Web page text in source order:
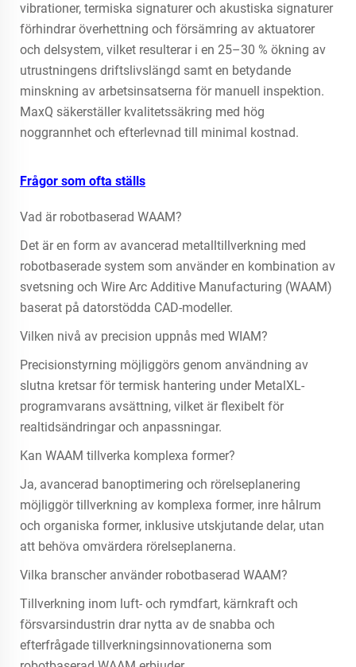
vibrationer, termiska signaturer och akustiska signaturer
förhindrar överhettning och försämring av aktuatorer
och delsystem, vilket resulterar i en 25–30 % ökning av
utrustningens driftslivslängd samt en betydande
minskning av arbetsinsatserna för manuell inspektion.
MaxQ säkerställer kvalitetssäkring med hög
noggrannhet och efterlevnad till minimal kostnad.
Frågor som ofta ställs
Vad är robotbaserad WAAM?
Det är en form av avancerad metalltillverkning med
robotbaserade system som använder en kombination av
svetsning och Wire Arc Additive Manufacturing (WAAM)
baserat på datorstödda CAD-modeller.
Vilken nivå av precision uppnås med WIAM?
Precisionstyrning möjliggörs genom användning av
slutna kretsar för termisk hantering under MetalXL-
programvarans avsättning, vilket är flexibelt för
realtidsändringar och anpassningar.
Kan WAAM tillverka komplexa former?
Ja, avancerad banoptimering och rörelseplanering
möjliggör tillverkning av komplexa former, inre hålrum
och organiska former, inklusive utskjutande delar, utan
att behöva omvärdera rörelseplanerna.
Vilka branscher använder robotbaserad WAAM?
Tillverkning inom luft- och rymdfart, kärnkraft och
försvarsindustrin drar nytta av de snabba och
efterfrågade tillverkningsinnovationerna som